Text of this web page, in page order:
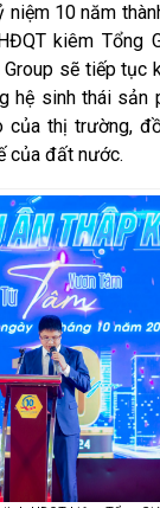
10 năm
kiêm Tổng
sẽ tiếp tục
hệ sinh thái sản
của thị trường,
của đất nước.